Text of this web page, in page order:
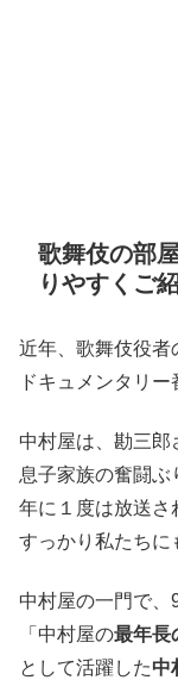
歌舞伎の部
りやすくご
近年、歌舞伎役者
ドキュメンタリー
中村屋は、勘三郎
息子家族の奮闘ぶ
年に１度は放送さ
すっかり私たちに
中村屋の一門で
「中村屋の最年長
として活躍した中